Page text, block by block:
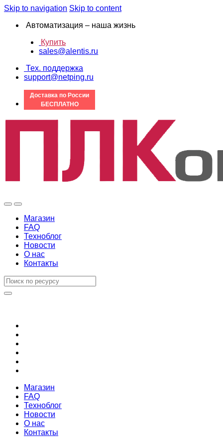
Skip to navigation Skip to content
Автоматизация – наша жизнь
Купить
sales@alentis.ru
Тех. поддержка
support@netping.ru
Доставка по России
БЕСПЛАТНО
Магазин
FAQ
Техноблог
Новости
О нас
Контакты
Магазин
FAQ
Техноблог
Новости
О нас
Контакты